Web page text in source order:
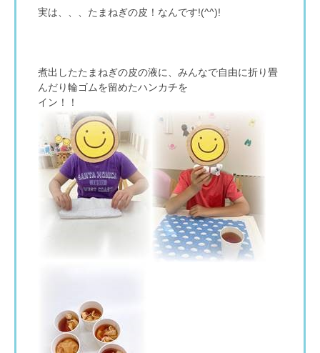
実は、、、たまねぎの皮！なんです!(^^)!
煮出したたまねぎの皮の液に、みんなで自由に折り畳
んだり輪ゴムを留めたハンカチを
イン！！